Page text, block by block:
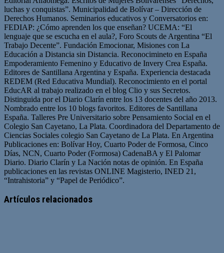
luchas y conquistas”. Municipalidad de Bolívar – Dirección de
Derechos Humanos. Seminarios educativos y Conversatorios en:
FEDIAP: ¿Cómo aprenden los que enseñan? UCEMA: “El
lenguaje que se escucha en el aula?, Foro Scouts de Argentina “El
Trabajo Decente”. Fundación Emocionar, Misiones con La
Educación a Distancia sin Distancia. Reconocimineto en España
Empoderamiento Femenino y Educativo de Invery Crea España.
Editores de Santillana Argentina y España. Experiencia destacada
REDEM (Red Educativa Mundial). Reconocimiento en el portal
EducAR al trabajo realizado en el blog Clio y sus Secretos.
Distinguida por el Diario Clarín entre los 13 docentes del año 2013.
Nombrado entre los 10 blogs favoritos. Editores de Santillana
España. Talleres Pre Universitario sobre Pensamiento Social en el
Colegio San Cayetano, La Plata. Coordinadora del Departamento de
Ciencias Sociales colegio San Cayetano de La Plata. En Argentina
Publicaciones en: Bolívar Hoy, Cuarto Poder de Formosa, Cinco
Días, NCN, Cuarto Poder (Formosa) CadenaBA y El Palomar
Diario. Diario Clarín y La Nación notas de opinión. En España
publicaciones en las revistas ONLINE Magisterio, INED 21,
“Intrahistoria” y “Papel de Periódico”.
web
Artículos relacionados